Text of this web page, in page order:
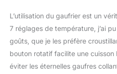
juste
à la
L’utilisation du gaufrier est un
7 réglages de température, j’ai
goûts, que je les préfère
bouton rotatif facilite une cuisson
éviter les éternelles gaufres